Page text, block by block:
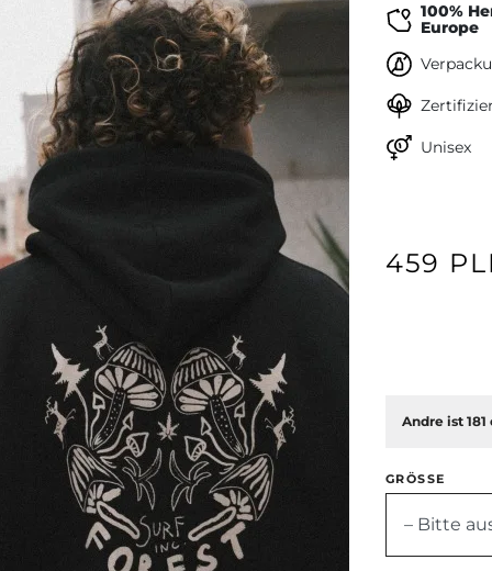
100%
Europe
Unisex
459
Andre ist
GRÖSSE
– Bitte